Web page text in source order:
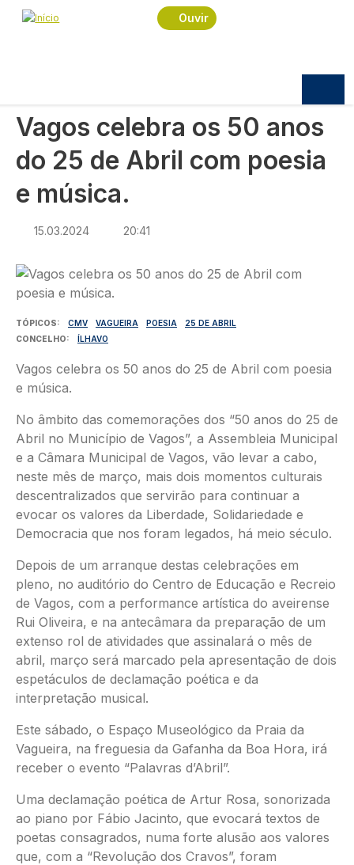
Passar para o conteúdo principal
Ouvir
Navegação estrutural
Início
Cultura
Vagos celebra os 50 anos do 25 de Abril com
Vagos celebra os 50 anos
do 25 de Abril com poesia
e música.
15.03.2024 20:41
Imagem
TÓPICOS CMV VAGUEIRA POESIA
25 DE ABRIL
CONCELHO
ÍLHAVO
Vagos celebra os 50 anos do 25 de Abril com poesia
e música.
No âmbito das comemorações dos “50 anos do 25 de
Abril no Município de Vagos”, a Assembleia Municipal
e a Câmara Municipal de Vagos, vão levar a cabo,
neste mês de março, mais dois momentos culturais
descentralizados que servirão para continuar a
evocar os valores da Liberdade, Solidariedade e
Democracia que nos foram legados, há meio século.
Depois de um arranque destas celebrações em
pleno, no auditório do Centro de Educação e Recreio
de Vagos, com a performance artística do aveirense
Rui Oliveira, e na antecâmara da preparação de um
extenso rol de atividades que assinalará o mês de
abril, março será marcado pela apresentação de dois
espetáculos de declamação poética e da
interpretação musical.
Este sábado, o Espaço Museológico da Praia da
Vagueira, na freguesia da Gafanha da Boa Hora, irá
receber o evento “Palavras d’Abril”.
Uma declamação poética de Artur Rosa, sonorizada
ao piano por Fábio Jacinto, que evocará textos de
poetas consagrados, numa forte alusão aos valores
que, com a “Revolução dos Cravos”, foram